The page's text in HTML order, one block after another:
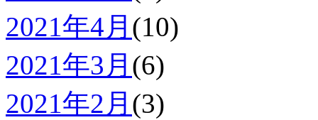
2021年4月 (10)
2021年3月 (6)
2021年2月 (3)